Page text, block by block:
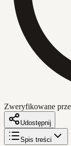
Zweryfikowane
Udostępnij
Spis treści